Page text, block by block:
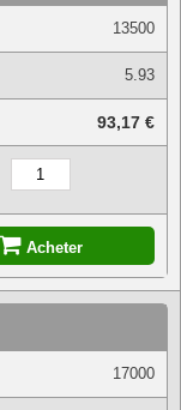
13500
5.93
93,17 €
Acheter
17000